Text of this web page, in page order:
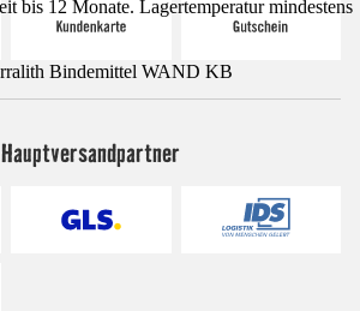
bis 12 Monate. Lagertemperatur mindestens
Bindemittel WAND KB
Hauptversandpartner